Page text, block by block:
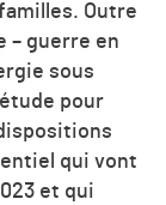
Outre
– guerre en
sous
pour
qui vont
et qui